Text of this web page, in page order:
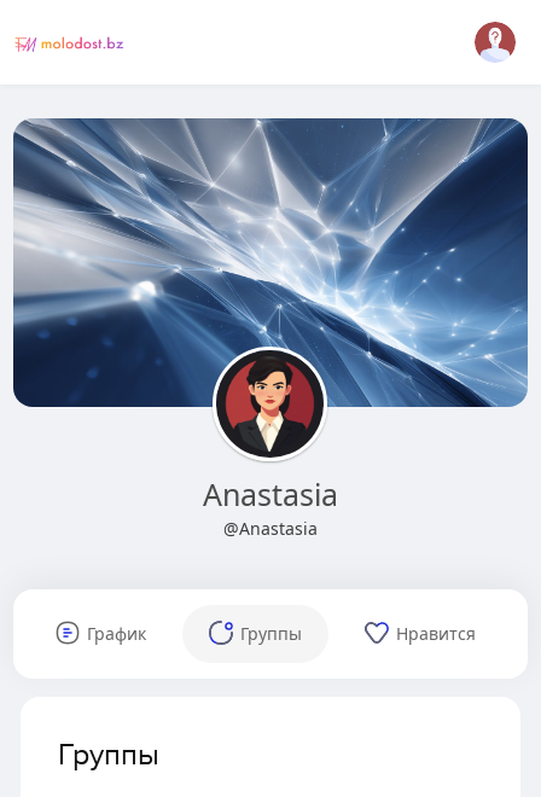
Anastasia
@Anastasia
График Группы Нравится
Группы